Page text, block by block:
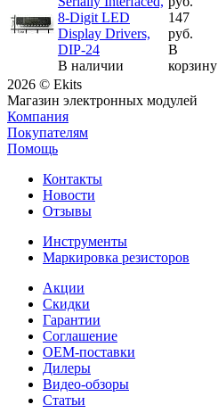
8-Digit LED
Display Drivers,
DIP-24
В наличии
147
руб.
В
корзину
2026 © Ekits
Магазин электронных модулей
Компания
Покупателям
Помощь
Контакты
Новости
Отзывы
Инструменты
Маркировка резисторов
Акции
Скидки
Гарантии
Соглашение
OEM-поставки
Дилеры
Видео-обзоры
Статьи